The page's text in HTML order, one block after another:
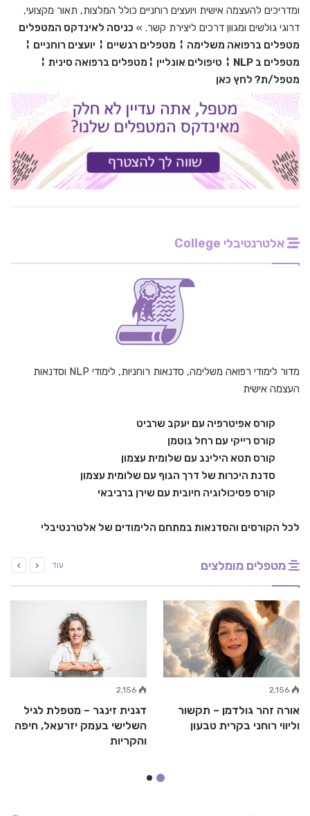
ומדריכים להעצמה אישית ויועצים רוחניים כולל המלצות, תאור מקצועי,
דרוגי גולשים ומגוון דרכים ליצירת קשר. » כניסה לאינדקס המטפלים
מטפלים ברפואה משלימה ¦ מטפלים רגשיים ¦ יועצים רוחניים ¦
מטפלים ב NLP
¦ טיפולים אונליין ¦ מטפלים ברפואה סינית ¦
מטפל/ת? לחץ כאן
אלטרנטיבלי College
מדור לימודי רפואה משלימה, סדנאות רוחניות, לימודי NLP וסדנאות
העצמה אישית
קורס אפיטרפיה עם יעקב שרביט
קורס רייקי עם רחל גוטמן
קורס תטא הילינג עם שלומית עצמון
סדנת היכרות של דרך הגוף עם שלומית עצמון
קורס פסיכולוגיה חיובית עם שירן ברביבאי
לכל הקורסים והסדנאות במתחם הלימודים של אלטרנטיבלי
מטפלים מומלצים עוד
2,156
אורה זהר גולדמן – תקשור
וליווי רוחני בקרית טבעון
2,156
דגנית זינגר – מטפלת לגיל
השלישי בעמק יזרעאל, חיפה
והקריות